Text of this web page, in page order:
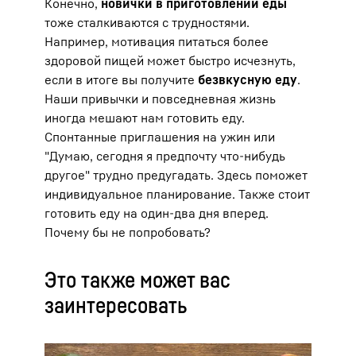
тоже сталкиваются с трудностями.
Например, мотивация питаться более
здоровой пищей может быстро исчезнуть,
если в итоге вы получите безвкусную еду.
Наши привычки и повседневная жизнь
иногда мешают нам готовить еду.
Спонтанные приглашения на ужин или
"Думаю, сегодня я предпочту что-нибудь
другое" трудно предугадать. Здесь поможет
индивидуальное планирование. Также стоит
готовить еду на один-два дня вперед.
Почему бы не попробовать?
Это также может вас
заинтересовать